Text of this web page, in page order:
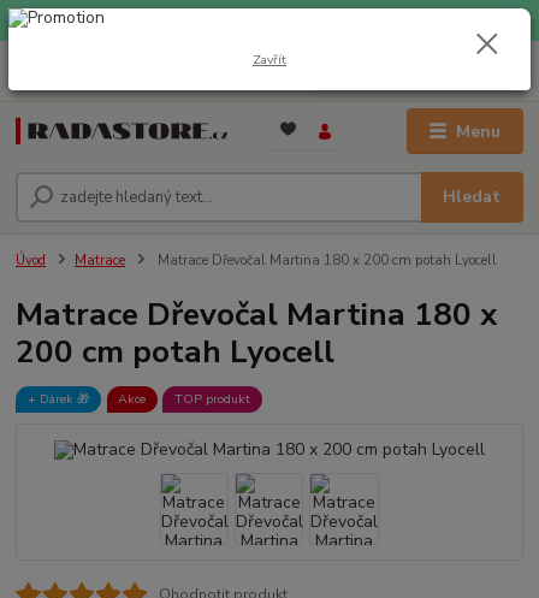
EXPRESNÍ DOPRAVA ZDARMA při nákupu nad 1000 Kč
Menu
Hledat
Úvod Matrace Matrace Dřevočal Martina 180 x 200 cm potah Lyocell
Matrace Dřevočal Martina 180 x
200 cm potah Lyocell
+ Dárek️ 🎁 Akce TOP produkt
Zavřít